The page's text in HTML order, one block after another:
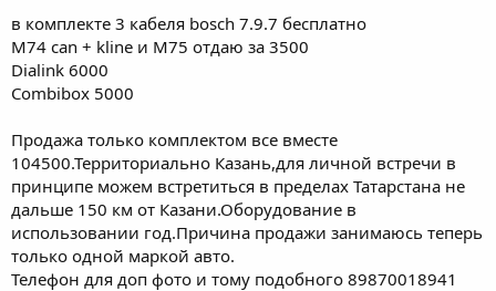
в комплекте 3 кабеля bosch 7.9.7 бесплатно
М74 can + kline и M75 отдаю за 3500
Dialink 6000
Combibox 5000
Продажа только комплектом все вместе
104500.Территориально Казань,для личной встречи в
принципе можем встретиться в пределах Татарстана не
дальше 150 км от Казани.Оборудование в
использовании год.Причина продажи занимаюсь теперь
только одной маркой авто.
Телефон для доп фото и тому подобного 89870018941